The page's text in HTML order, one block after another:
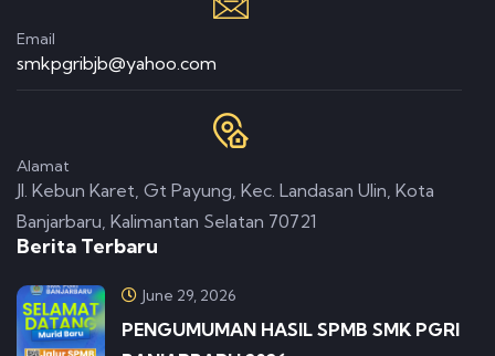
Email
smkpgribjb@yahoo.com
Alamat
Jl. Kebun Karet, Gt Payung, Kec. Landasan Ulin, Kota
Banjarbaru, Kalimantan Selatan 70721
Berita Terbaru
June 29, 2026
PENGUMUMAN HASIL SPMB SMK PGRI